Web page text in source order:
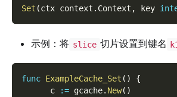
Set (ctx context . Context , key
示例：将 slice 切片设置到键名
func ExampleCache_Set ( )
{
      c
:= gcache. New( )